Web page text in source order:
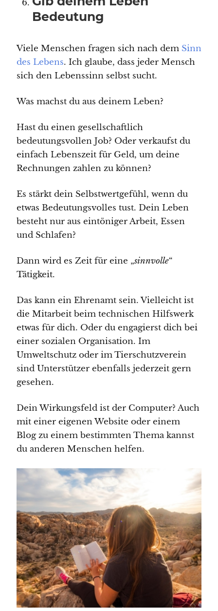
Bedeutung
Viele Menschen fragen sich nach dem Sinn
des Lebens. Ich glaube, dass jeder Mensch
sich den Lebenssinn selbst sucht.
Was machst du aus deinem Leben?
Hast du einen gesellschaftlich
bedeutungsvollen Job? Oder verkaufst du
einfach Lebenszeit für Geld, um deine
Rechnungen zahlen zu können?
Es stärkt dein Selbstwertgefühl, wenn du
etwas Bedeutungsvolles tust. Dein Leben
besteht nur aus eintöniger Arbeit, Essen
und Schlafen?
Dann wird es Zeit für eine „sinnvolle“
Tätigkeit.
Das kann ein Ehrenamt sein. Vielleicht ist
die Mitarbeit beim technischen Hilfswerk
etwas für dich. Oder du engagierst dich bei
einer sozialen Organisation. Im
Umweltschutz oder im Tierschutzverein
sind Unterstützer ebenfalls jederzeit gern
gesehen.
Dein Wirkungsfeld ist der Computer? Auch
mit einer eigenen Website oder einem
Blog zu einem bestimmten Thema kannst
du anderen Menschen helfen.